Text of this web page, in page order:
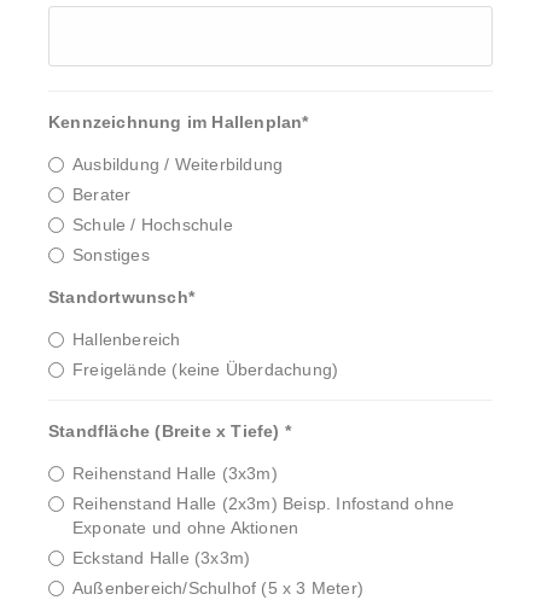
Kennzeichnung im Hallenplan*
Ausbildung / Weiterbildung
Berater
Schule / Hochschule
Sonstiges
Standortwunsch*
Hallenbereich
Freigelände (keine Überdachung)
Standfläche (Breite x Tiefe) *
Reihenstand Halle (3x3m)
Reihenstand Halle (2x3m) Beisp. Infostand ohne
Exponate und ohne Aktionen
Eckstand Halle (3x3m)
Außenbereich/Schulhof (5 x 3 Meter)